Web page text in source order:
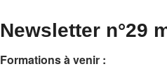
Newsletter n°29
Formations à venir :